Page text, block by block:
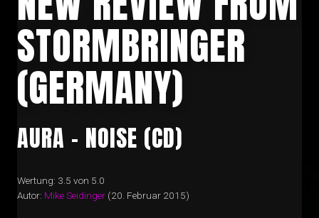
STORMBRINGER
(GERMANY)
AURA – NOISE (CD)
Wertung: 3.5 von 5.0
Autor: Mike Seidinger (20. Februar 2015)